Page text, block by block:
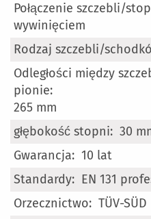
wywinięciem
265 mm
30
10 lat
EN 131
TÜV-SÜD